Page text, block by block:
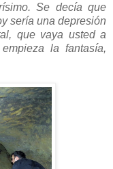
Se decía que
sería una depresión
que vaya usted a
la fantasía,